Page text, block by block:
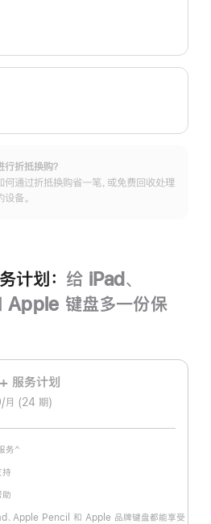
行折抵换购？
何通过折抵换购省一笔，或免费回收处理
备。
计划： 给 iPad、
键盘多一份保
服务计‍划
月 (24 期)
务^
持
、Apple Pencil 和 Apple 品牌键盘都能享受